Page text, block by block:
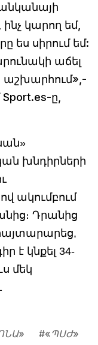
կարող եմ,
ես սիրում եմ:
աճել
աշխարհում»,-
ը,
խնդիրների
ակումբում
Դրանից
է կնքել 34-
մեկ
#«ՊՍԺ»